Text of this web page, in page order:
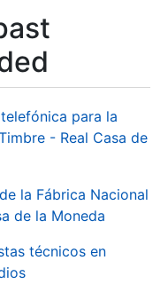
para la
- Real Casa de
la Fábrica Nacional
de la Moneda
técnicos en